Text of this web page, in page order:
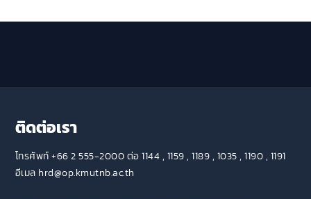
ติดต่อเรา
โทรศัพท์ +66 2 555-2000 ต่อ 1144 , 1159 , 1189 , 1035 , 1190 , 1191
อีเมล hrd@op.kmutnb.ac.th